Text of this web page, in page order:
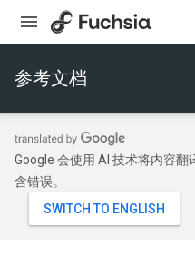
参考文档
Google 会使用 AI 技术将内容
含错误。